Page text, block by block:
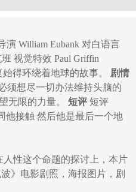
演 William Eubank 对白语言
视觉特效 Paul Griffin
得环绕着地球的故事。 剧情
须想尽一切办法维持头脑的
无限的力量。 短评 短评
他接触 然后他是最后一个地
性这个命题的探讨上，本片
》电影剧照，海报图片，剧